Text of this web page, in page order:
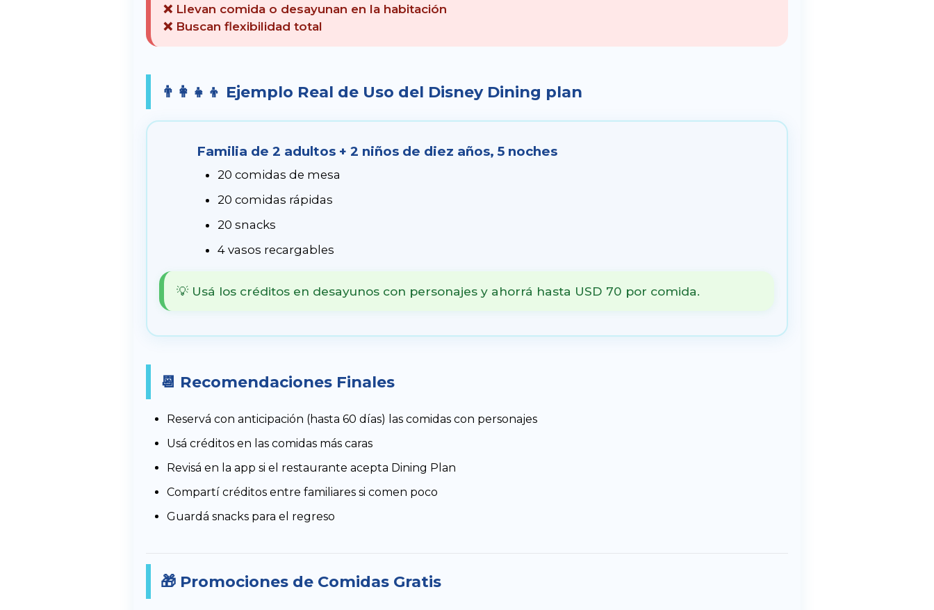
❌ Llevan comida o desayunan en la habitación
❌ Buscan flexibilidad total
👨‍👩‍👧‍👦 Ejemplo Real de Uso del Disney Dining plan
Familia de 2 adultos + 2 niños de diez años, 5 noches
20 comidas de mesa
20 comidas rápidas
20 snacks
4 vasos recargables
💡 Usá los créditos en desayunos con personajes y ahorrá hasta USD 70 por comida.
📆 Recomendaciones Finales
Reservá con anticipación (hasta 60 días) las comidas con personajes
Usá créditos en las comidas más caras
Revisá en la app si el restaurante acepta Dining Plan
Compartí créditos entre familiares si comen poco
Guardá snacks para el regreso
🎁 Promociones de Comidas Gratis